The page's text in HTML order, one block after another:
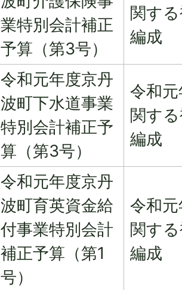
業特別会計補正
予算（第3号）
関す
編成
令和元年度京丹
波町下水道事業
特別会計補正予
算（第3号）
令和
関す
編成
令和元年度京丹
波町育英資金給
付事業特別会計
補正予算（第1
号）
令和
関す
編成